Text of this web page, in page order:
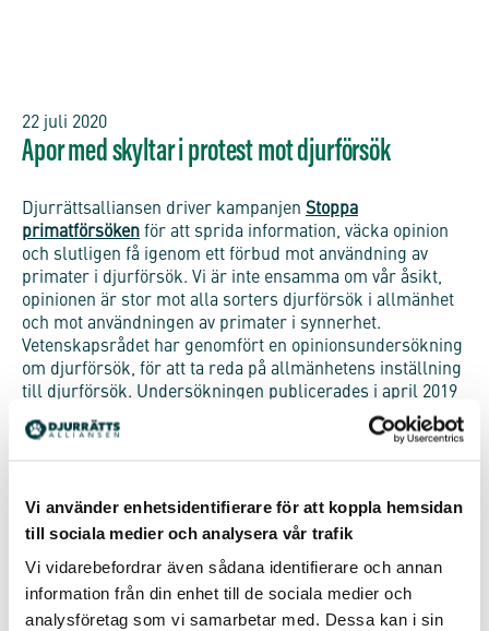
Vi använder enhetsidentifierare för att koppla hemsidan
till sociala medier och analysera vår trafik
Vi vidarebefordrar även sådana identifierare och annan
information från din enhet till de sociala medier och
analysföretag som vi samarbetar med. Dessa kan i sin
22 juli 2020
Apor med skyltar i protest mot djurförsök
Djurrättsalliansen driver kampanjen Stoppa
primatförsöken för att sprida information, väcka opinion
och slutligen få igenom ett förbud mot användning av
primater i djurförsök. Vi är inte ensamma om vår åsikt,
opinionen är stor mot alla sorters djurförsök i allmänhet
och mot användningen av primater i synnerhet.
Vetenskapsrådet har genomfört en opinionsundersökning
om djurförsök, för att ta reda på allmänhetens inställning
till djurförsök. Undersökningen publicerades i april 2019
och visade att sju av tio (73 procent) inte skulle acceptera
djurförsök på större djur.
Grizzly, Hyena, Nanuq och Fox frisläppta till en djurfristad
där de kan få leva sina återstående år. De kallas för
av Karolinska Institutet just för att de är så
gamla. De har utnyttjats i flera olika djurförsök i över 11
års tid. De är krabbmakaker och runt 14 år gamla vilket
gör dem till de äldsta aporna på Karolinska Institutet. De